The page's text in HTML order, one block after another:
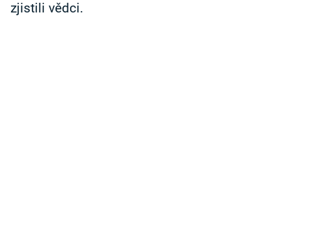
zjistili vědci.